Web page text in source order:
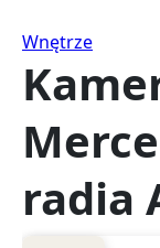
Wnętrze
radia